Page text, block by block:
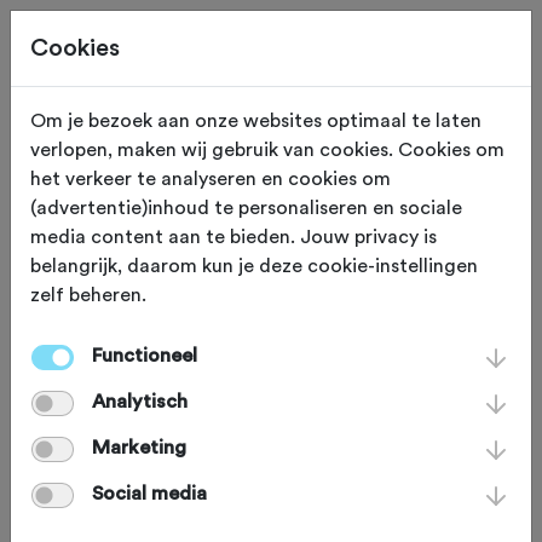
TOERTOCHTEN Gewijzigd op 12 mei 2022
L'Étape Rotterdam by
Tour de France Charity
Rides
Op 16 juli klinkt het startschot van
L'Étape Rotterdam by Tour de France
Charity Rides. Doe mee en draag al
Cookies
Om je bezoek aan onze websites optimaal te laten
verlopen, maken wij gebruik van cookies. Cookies om
het verkeer te analyseren en cookies om
(advertentie)inhoud te personaliseren en sociale
media content aan te bieden. Jouw privacy is
belangrijk, daarom kun je deze cookie-instellingen
zelf beheren.
Functioneel
Analytisch
Marketing
Social media